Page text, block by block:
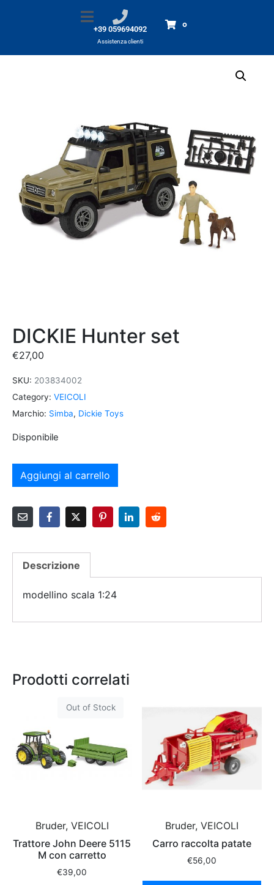
+39 059694092
Assistenza clienti
0
Prodotti DICKIE Hunter set
DICKIE Hunter set
€27,00
SKU: 203834002
Category: VEICOLI
Marchio: Simba, Dickie Toys
Disponibile
Aggiungi al carrello
Descrizione
modellino scala 1:24
Prodotti correlati
Out of Stock
Bruder, VEICOLI
Trattore John Deere 5115
M con carretto
€39,00
Bruder, VEICOLI
Carro raccolta patate
€56,00